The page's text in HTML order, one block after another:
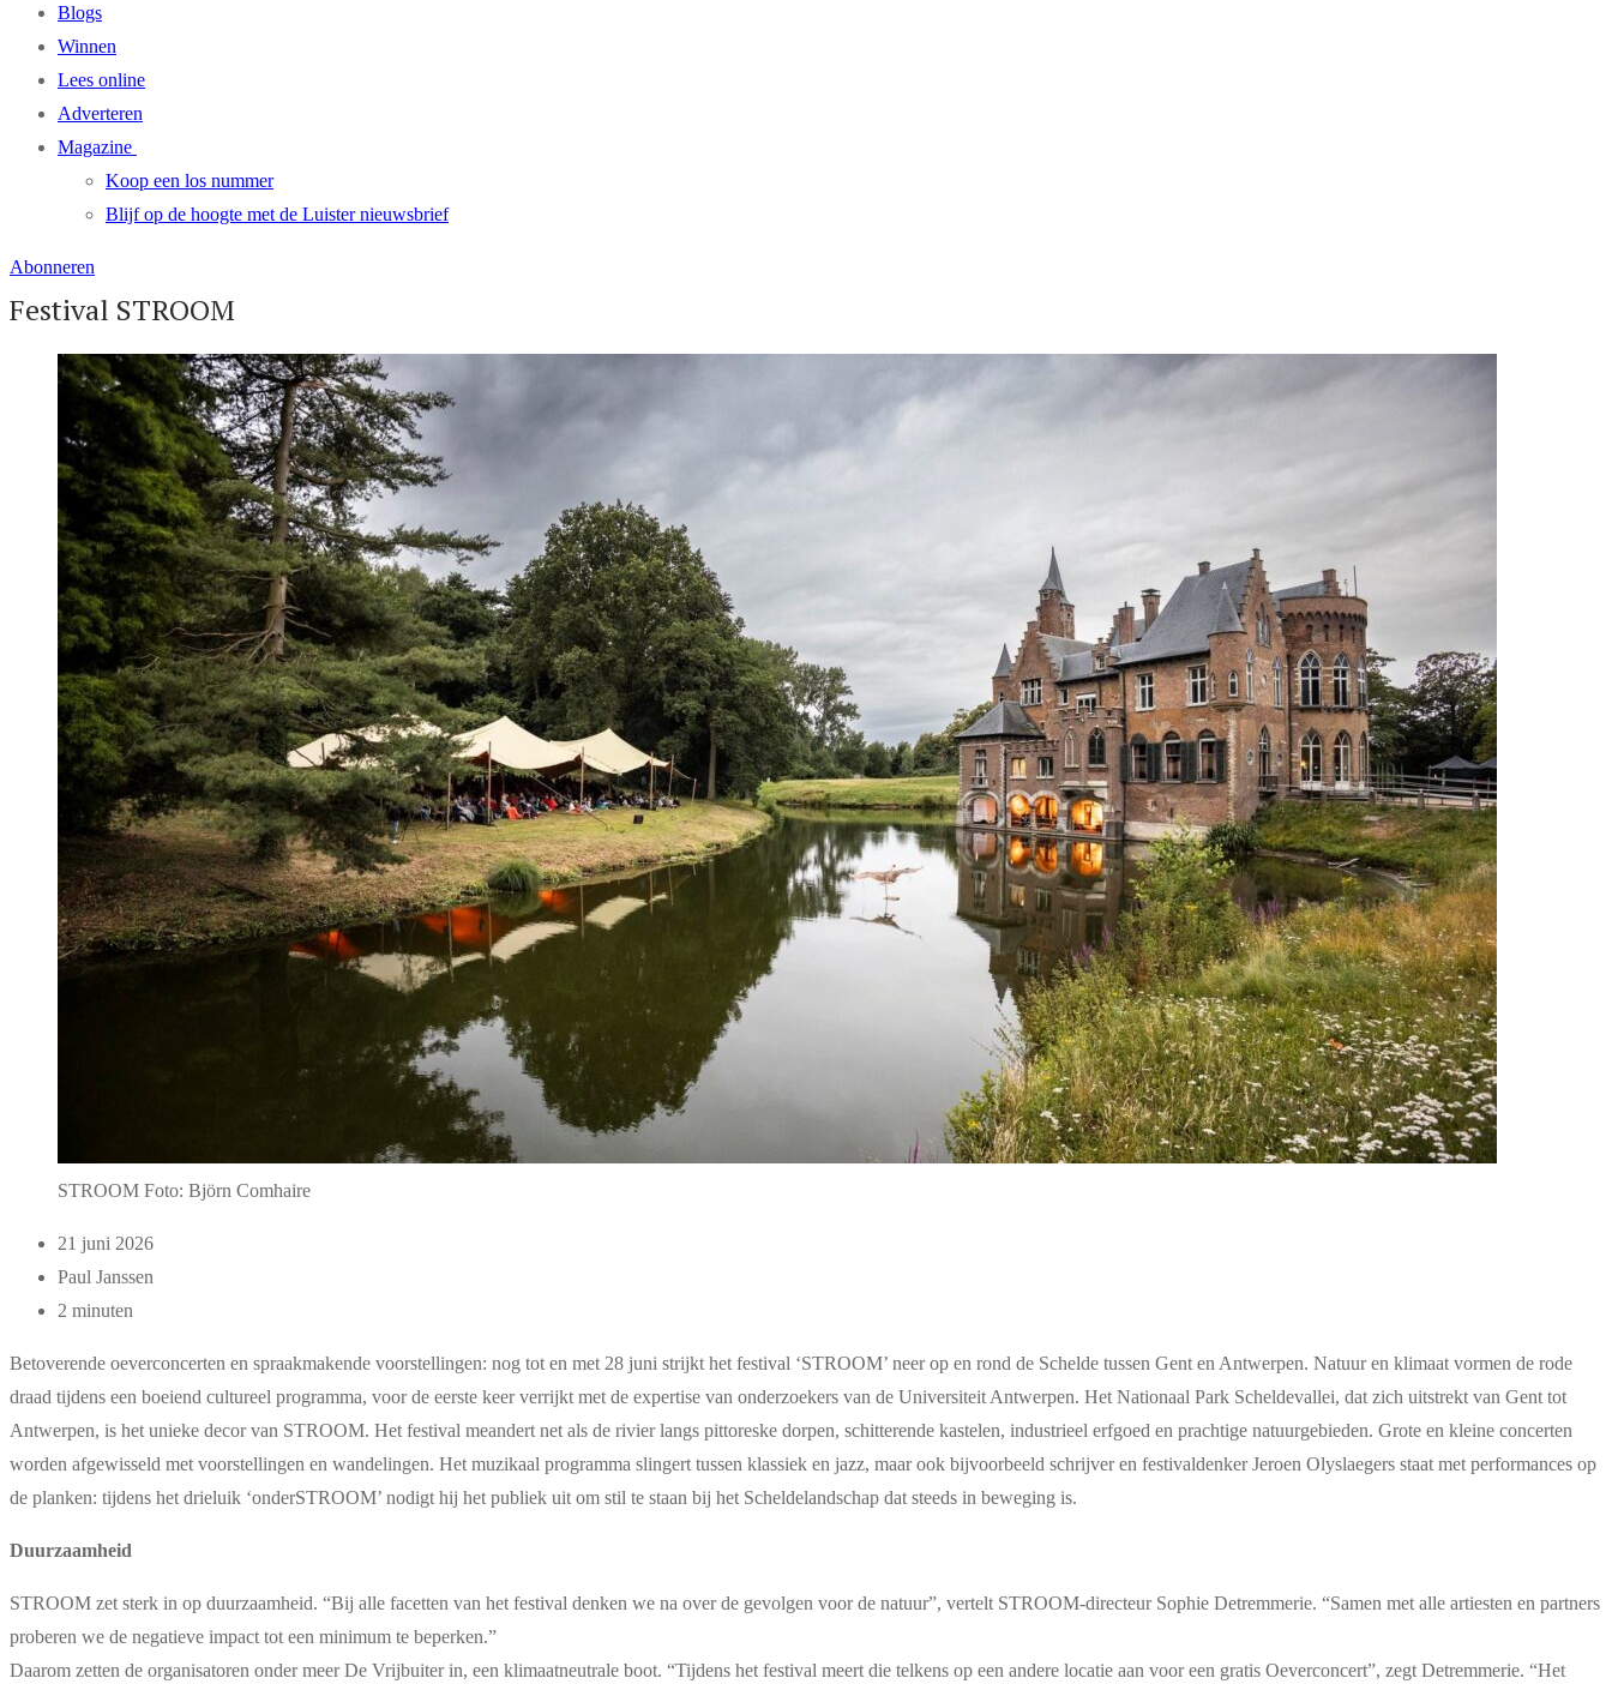
Blogs
Winnen
Lees online
Adverteren
Magazine
Koop een los nummer
Blijf op de hoogte met de Luister nieuwsbrief
Abonneren
Festival STROOM
STROOM Foto: Björn Comhaire
21 juni 2026
Paul Janssen
2 minuten
Betoverende oeverconcerten en spraakmakende voorstellingen: nog tot en met 28 juni strijkt het festival ‘STROOM’ neer op en rond de Schelde tussen Gent en Antwerpen. Natuur en klimaat vormen de rode
draad tijdens een boeiend cultureel programma, voor de eerste keer verrijkt met de expertise van onderzoekers van de Universiteit Antwerpen. Het Nationaal Park Scheldevallei, dat zich uitstrekt van Gent tot
Antwerpen, is het unieke decor van STROOM. Het festival meandert net als de rivier langs pittoreske dorpen, schitterende kastelen, industrieel erfgoed en prachtige natuurgebieden. Grote en kleine concerten
worden afgewisseld met voorstellingen en wandelingen. Het muzikaal programma slingert tussen klassiek en jazz, maar ook bijvoorbeeld schrijver en festivaldenker Jeroen Olyslaegers staat met performances op
de planken: tijdens het drieluik ‘onderSTROOM’ nodigt hij het publiek uit om stil te staan bij het Scheldelandschap dat steeds in beweging is.
Duurzaamheid
STROOM zet sterk in op duurzaamheid. “Bij alle facetten van het festival denken we na over de gevolgen voor de natuur”, vertelt STROOM-directeur Sophie Detremmerie. “Samen met alle artiesten en partners
proberen we de negatieve impact tot een minimum te beperken.”
Daarom zetten de organisatoren onder meer De Vrijbuiter in, een klimaatneutrale boot. “Tijdens het festival meert die telkens op een andere locatie aan voor een gratis Oeverconcert”, zegt Detremmerie. “Het